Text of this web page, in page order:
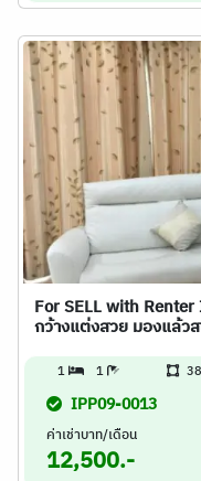
For SELL with
กว้างแต่งสวย มองแล้ว
1 1
IPP09-0013
ค่าเช่าบาท/เดือน
12,500.-